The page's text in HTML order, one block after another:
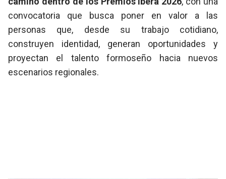
convocatoria que busca poner en valor a las
personas que, desde su trabajo cotidiano,
construyen identidad, generan oportunidades y
proyectan el talento formoseño hacia nuevos
escenarios regionales.